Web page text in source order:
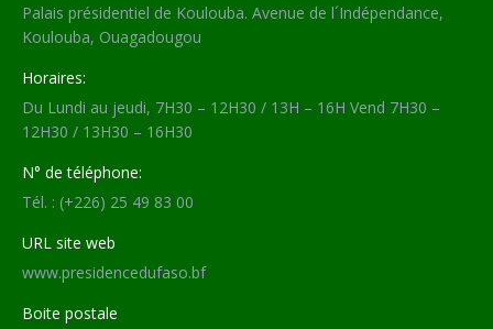
Palais présidentiel de Koulouba. Avenue de l´Indépendance,
Koulouba, Ouagadougou
Horaires:
Du Lundi au jeudi, 7H30 – 12H30 / 13H – 16H Vend 7H30 –
12H30 / 13H30 – 16H30
N° de téléphone:
Tél. : (+226) 25 49 83 00
URL site web
www.presidencedufaso.bf
Boite postale